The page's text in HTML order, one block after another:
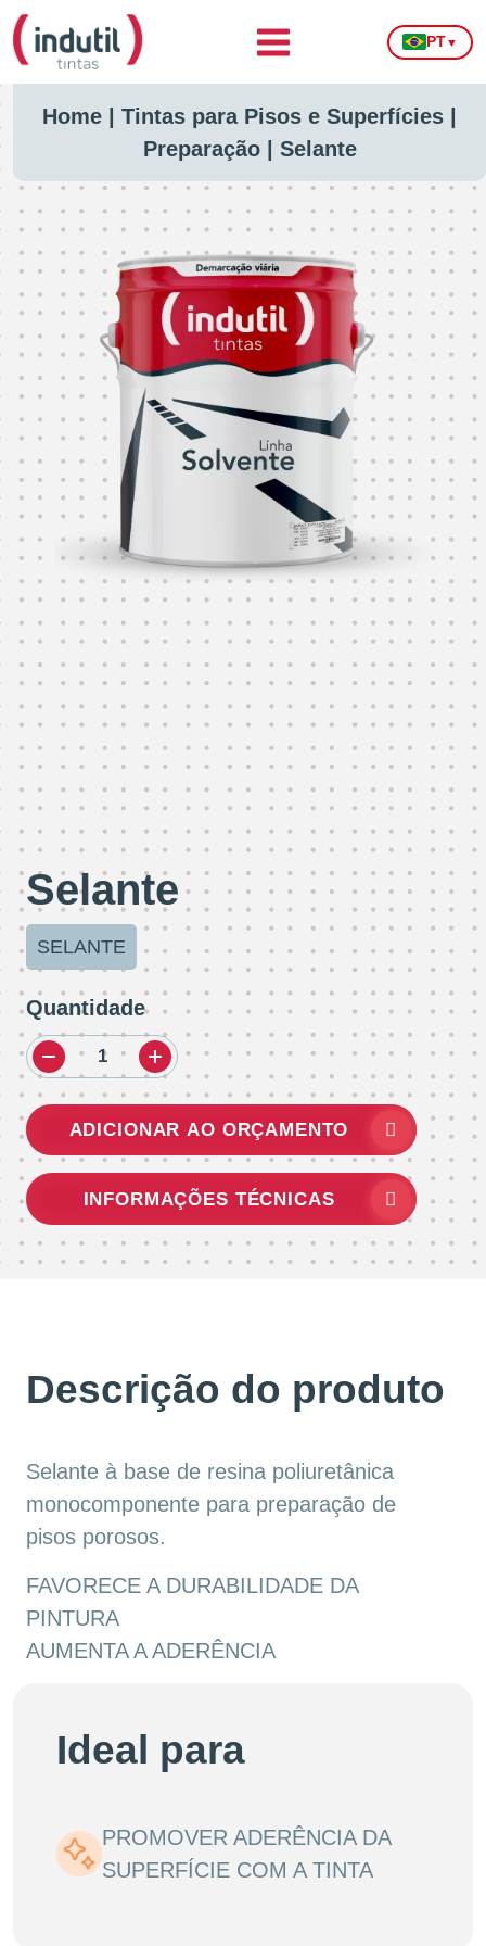
PT▼
Home Tintas para Pisos e Superfícies
Preparação| Selante
Selante
SELANTE
Quantidade
ADICIONAR AO ORÇAMENTO
INFORMAÇÕES TÉCNICAS
Descrição do produto
Selante à base de resina poliuretânica
monocomponente para preparação de
pisos porosos.
FAVORECE A DURABILIDADE DA
PINTURA
AUMENTA A ADERÊNCIA
Ideal para
PROMOVER ADERÊNCIA DA
SUPERFÍCIE COM A TINTA